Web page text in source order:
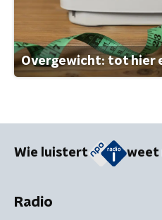
Overgewicht: tot hier
Wie luistert weet
Radio